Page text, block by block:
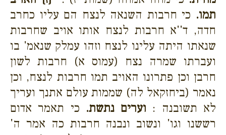
תמו. כי חרבות השנאה לנצח הם עליו כחרב
חדה, ד''א חרבות לנצח אותו אויב שחרבות
שנאתו היתה עלינו לנצח וזהו עמלק שנאמ' בו
ועברתו שמרה נצח (עמוס א) חרבות לשון
חרבן וכן פתרונו האויב תמו חרבות לנצח, וכן
נאמר (ביחזקאל לה) שממות עולם אתנך ועריך
לא תשובנה : וערים נתשת. כי תאמר אדום
רששנו וגו' ונשוב ונבנה חרבות כה אמר ה'